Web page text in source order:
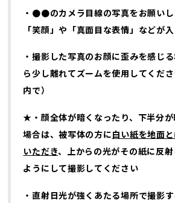
・ ●●のカメラ目線の写真をお願いし
「笑顔」や「真面目な表情」などが入
・撮影した写真のお顔に歪みを感じ
ら少し離れてズームを使用してくだ
内で）
★・顔全体が暗くなったり、下半分が
場合は、被写体の方に白い紙を地面
いただき、上からの光がその紙に反
ようにして撮影してください
・直射日光が強くあたる場所で撮影